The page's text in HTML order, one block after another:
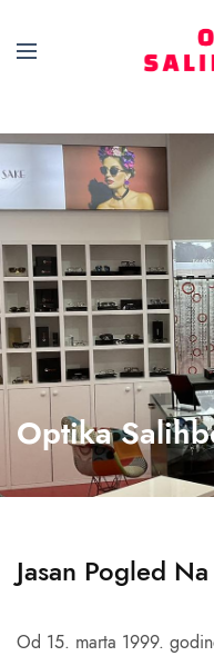
Optika
Jasan Pogled
Od 15. marta 1999.